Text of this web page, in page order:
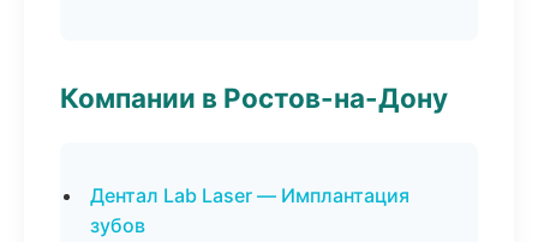
Компании в Ростов-на-Дону
Дентал Lab Laser — Имплантация
зубов